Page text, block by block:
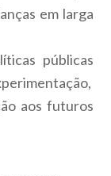
em larga
públicas
aos futuros